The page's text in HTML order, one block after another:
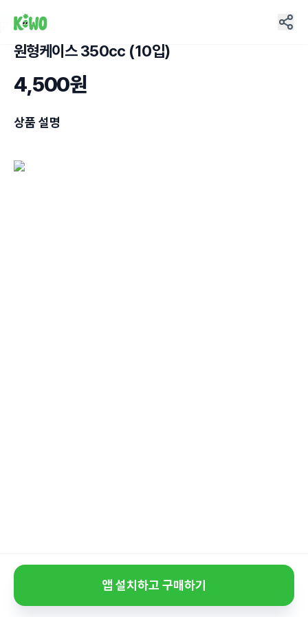
원형케이스 350cc (10입)
4,500원
상품 설명
앱 설치하고 구매하기